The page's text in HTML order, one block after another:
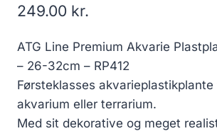
249.00 kr.
ATG Line Premium Akvarie
– 26-32cm – RP412
Førsteklasses
akvarium eller terrarium.
Med sit dekorative og meget